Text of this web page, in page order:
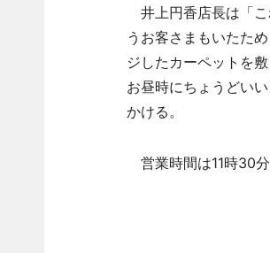
井上円香店長は「こ
うお客さまもいたた
ジしたカーペットを
お昼時にちょうどい
かける。
営業時間は11時30